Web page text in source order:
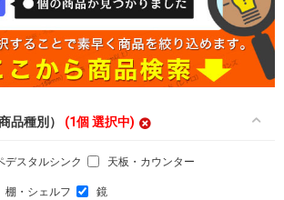
品種別） (1個 選択中)
デスタルシンク 天板・カウンター
棚・シェルフ 鏡